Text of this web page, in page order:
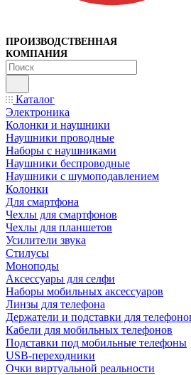
ПРОИЗВОДСТВЕННАЯ
КОМПАНИЯ
Каталог
Электроника
Колонки и наушники
Наушники проводные
Наборы с наушниками
Наушники беспроводные
Наушники с шумоподавлением
Колонки
Для смартфона
Чехлы для смартфонов
Чехлы для планшетов
Усилители звука
Стилусы
Моноподы
Аксессуары для селфи
Наборы мобильных аксессуаров
Линзы для телефона
Держатели и подставки для
Кабели для мобильных телефонов
Подставки под мобильные телефоны
USB-переходники
Очки виртуальной реальности